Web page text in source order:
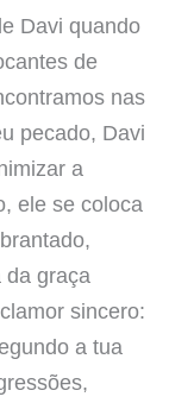
Davi quando
de
nas
pecado, Davi
a
ele se coloca
da graça
sincero:
a tua